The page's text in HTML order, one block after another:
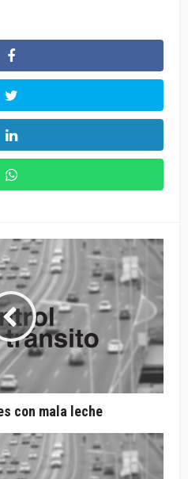
con mala leche